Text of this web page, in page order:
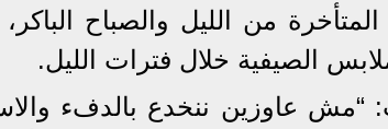
من الليل والصباح
الصيفية خلال فترات الليل.
“مش عاوزين ننخدع بالدفء